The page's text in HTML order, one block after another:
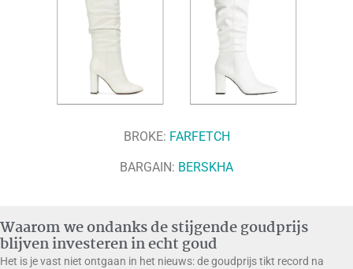
BROKE: FARFETCH
BARGAIN: BERSKHA
Waarom we ondanks de stijgende goudprijs
blijven investeren in echt goud
Het is je vast niet ontgaan in het nieuws: de goudprijs tikt record na